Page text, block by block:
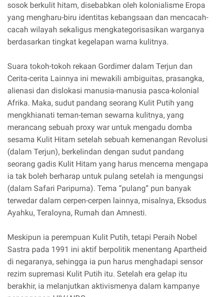
sosok berkulit hitam, disebabkan oleh kolonialisme Eropa
yang mengharu-biru identitas kebangsaan dan mencacah-
cacah wilayah sekaligus mengkategorisasikan warganya
berdasarkan tingkat kegelapan warna kulitnya.
Suara tokoh-tokoh rekaan Gordimer dalam Terjun dan
Cerita-cerita Lainnya ini mewakili ambiguitas, prasangka,
alienasi dan dislokasi manusia-manusia pasca-kolonial
Afrika. Maka, sudut pandang seorang Kulit Putih yang
mengkhianati teman-teman sewarna kulitnya, yang
merancang sebuah proxy war untuk mengadu domba
sesama Kulit Hitam setelah sebuah kemenangan Revolusi
(dalam Terjun), berkelindan dengan sudut pandang
seorang gadis Kulit Hitam yang harus mencerna mengapa
ia tak boleh berharap untuk pulang setelah ia mengungsi
(dalam Safari Paripurna). Tema “pulang” pun banyak
terwedar dalam cerpen-cerpen lainnya, misalnya, Eksodus
Ayahku, Teraloyna, Rumah dan Amnesti.
Meskipun ia perempuan Kulit Putih, tetapi Peraih Nobel
Sastra pada 1991 ini aktif berpolitik menentang Apartheid
di negaranya, sehingga ia pun harus menghadapi sensor
rezim supremasi Kulit Putih itu. Setelah era gelap itu
berakhir, ia melanjutkan aktivismenya dalam kampanye